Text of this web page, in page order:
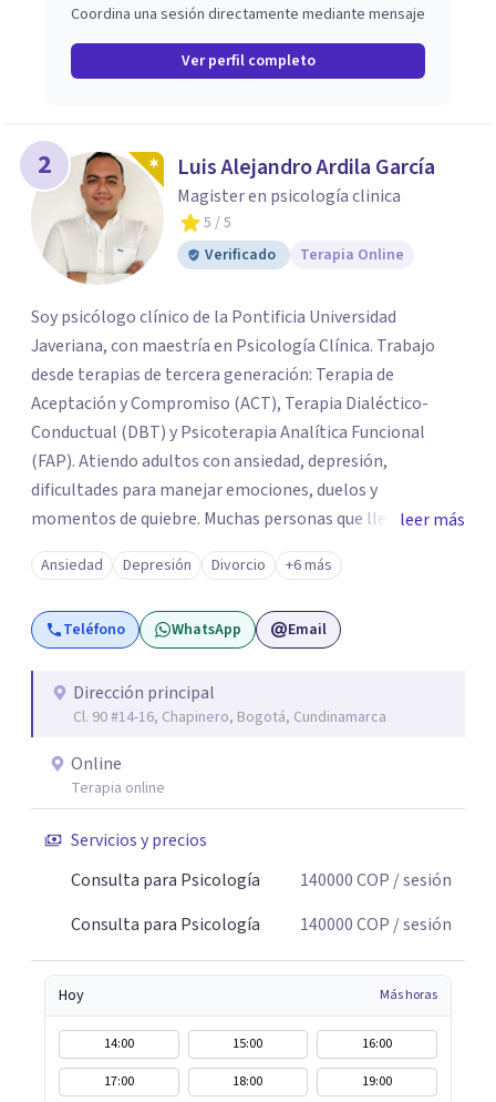
Coordina una sesión directamente mediante mensaje
Ver perfil completo
2 Luis Alejandro Ardila García
Magister en psicología clinica
5 / 5
Verificado
Terapia Online
Soy psicólogo clínico de la Pontificia Universidad
Javeriana, con maestría en Psicología Clínica. Trabajo
desde terapias de tercera generación: Terapia de
Aceptación y Compromiso (ACT), Terapia Dialéctico-
Conductual (DBT) y Psicoterapia Analítica Funcional
(FAP). Atiendo adultos con ansiedad, depresión,
dificultades para manejar emociones, duelos y
momentos de quiebre. Muchas personas que llegan a
consulta no solo cargan con un síntoma: sienten que sus
propias reacciones emocionales les complican más la
vida. Desde ahí trabajamos. No busco eliminar el
malestar a la fuerza. Prefiero entender qué lo sostiene y
forma presencial y también online.
leer más
Ansiedad Depresión Divorcio +6 más
Teléfono WhatsApp Email
Dirección principal
Cl. 90 #14-16, Chapinero, Bogotá, Cundinamarca
Online
Terapia online
Servicios y precios
Consulta para Psicología
140000COP / sesión
Consulta para Psicología
140000COP / sesión
Hoy Más horas
14:00 15:00
16:00
17:00
18:00 19:00